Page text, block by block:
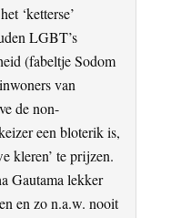
‘ketterse’
LGBT’s
(fabeltje Sodom
van
de non-
een bloterik is,
kleren’ te prijzen.
Gautama lekker
en zo n.a.w. nooit